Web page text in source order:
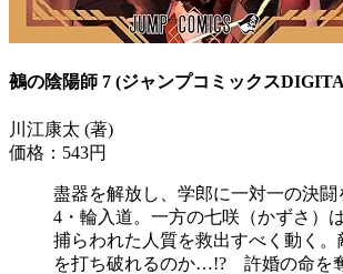
鵺の陰陽師 7 (ジャンプコミックス
川江康太 (著)
価格：543円
盡器を解放し、学郎に一対一の決闘
4・輪入道。一方の七咲（かずさ）
捕らわれた人質を救出すべく動く。
を打ち破れるのか…!? 許婚の命を